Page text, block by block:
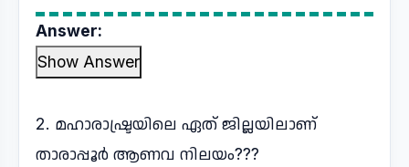
Answer:
Show Answer
2. മഹാരാഷ്ട്രയിലെ ഏത് ജില്ലയിലാണ്
താരാപ്പൂർ ആണവ നിലയം???